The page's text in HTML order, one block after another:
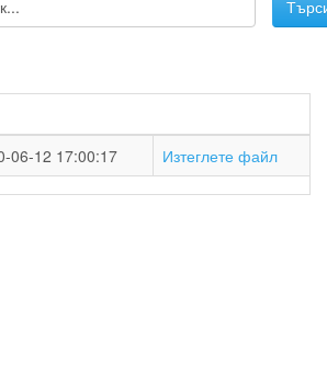
06-12 17:00:17 Изтеглете файл